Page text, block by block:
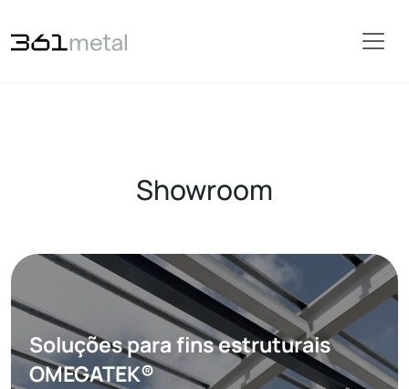
Showroom
Soluções para fins estruturais
OMEGATEK®